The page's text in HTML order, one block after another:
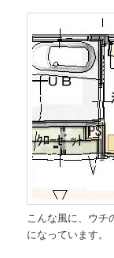
こんな風に、ウチ
になっています。